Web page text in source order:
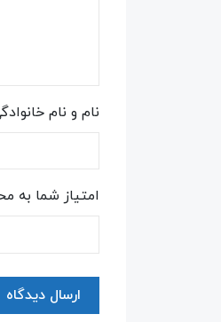
نام و نام
امتیاز شما به
ارسال دیدگاه